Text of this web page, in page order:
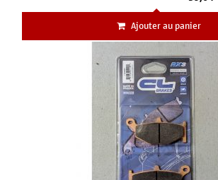
Ajouter au panier